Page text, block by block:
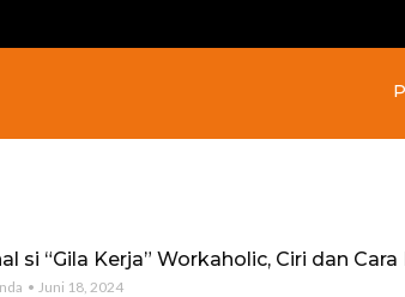
si “Gila Kerja” Workaholic, Ciri dan
Juni 18, 2024